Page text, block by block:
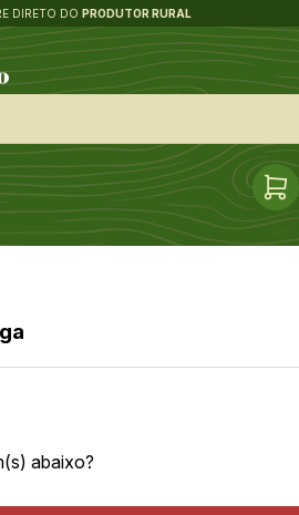
DIRETO DO PRODUTOR RURAL
abaixo?